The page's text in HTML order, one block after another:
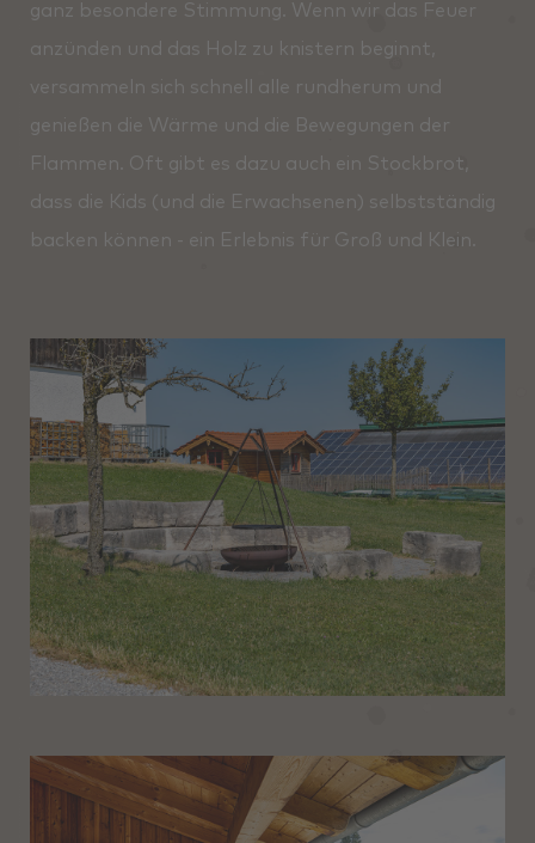
ganz besondere Stimmung. Wenn wir das Feuer
anzünden und das Holz zu knistern beginnt,
versammeln sich schnell alle rundherum und
genießen die Wärme und die Bewegungen der
Flammen. Oft gibt es dazu auch ein Stockbrot,
dass die Kids (und die Erwachsenen) selbstständig
backen können - ein Erlebnis für Groß und Klein.